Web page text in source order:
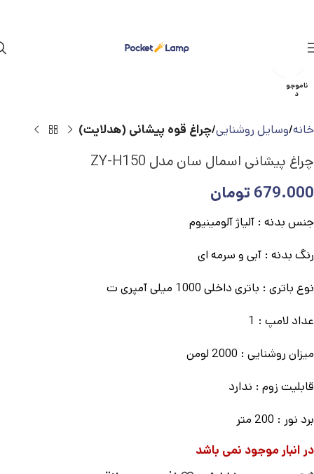
ناموجو
د
خانه وسایل روشنایی چراغ قوه پیشانی (هدلایت)
چراغ پیشانی اسمال سان مدل ZY-H150
679.000 تومان
جنس بدنه : آلیاژ آلومینیوم
رنگ بدنه : آبی و سرمه ای
نوع باتری : باتری داخلی 1000 میلی آمپری ت
عداد لامپ : 1
میزان روشنایی : 2000 لومن
قابلیت زوم : ندارد
برد نور : 200 متر
در انبار موجود نمی باشد